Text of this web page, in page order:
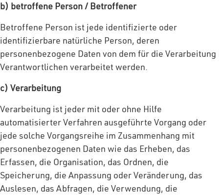
b) betroffene Person / Betroffener
Betroffene Person ist jede identifizierte oder
identifizierbare natürliche Person, deren
personenbezogene Daten von dem für die Verarbeitung
Verantwortlichen verarbeitet werden.
c) Verarbeitung
Verarbeitung ist jeder mit oder ohne Hilfe
automatisierter Verfahren ausgeführte Vorgang oder
jede solche Vorgangsreihe im Zusammenhang mit
personenbezogenen Daten wie das Erheben, das
Erfassen, die Organisation, das Ordnen, die
Speicherung, die Anpassung oder Veränderung, das
Auslesen, das Abfragen, die Verwendung, die